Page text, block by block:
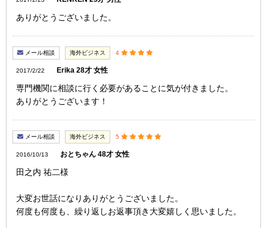
ありがとうございました。
メール相談 海外ビジネス 4
2017/2/22 Erika 28才 女性
専門機関に相談に行く必要があることに気が付きました。
ありがとうございます！
メール相談 海外ビジネス 5
2016/10/13 おとちゃん 48才 女性
田之内 祐二様
大変お世話になりありがとうございました。
何度も何度も、繰り返しお返事頂き大変嬉しく思いました。